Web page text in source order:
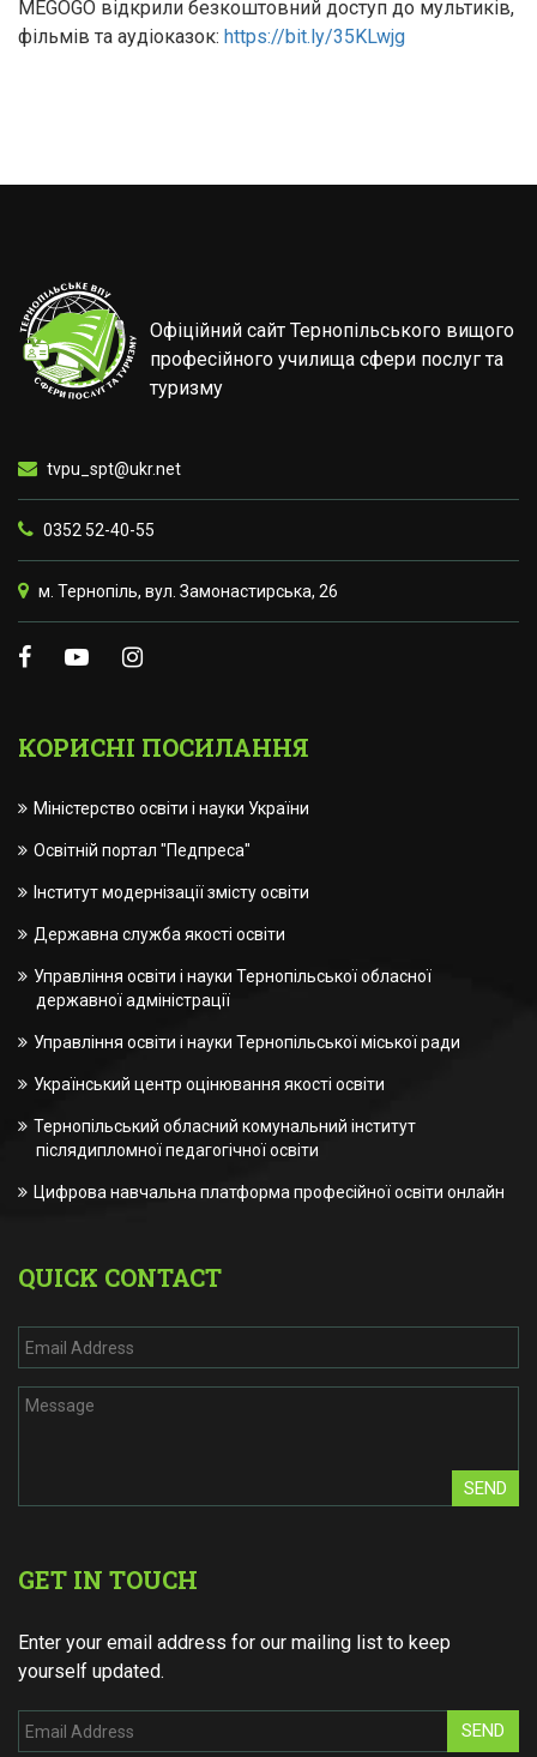
MEGOGO відкрили безкоштовний доступ до мультиків,
фільмів та аудіоказок: https://bit.ly/35KLwjg
Офіційний сайт Тернопільського вищого
професійного училища сфери послуг та
туризму
tvpu_spt@ukr.net
0352 52-40-55
м. Тернопіль, вул. Замонастирська, 26
КОРИСНІ ПОСИЛАННЯ
Міністерство освіти і науки України
Освітній портал "Педпреса"
Інститут модернізації змісту освіти
Державна служба якості освіти
Управління освіти і науки Тернопільської обласної
державної адміністрації
Управління освіти і науки Тернопільської міської ради
Український центр оцінювання якості освіти
Тернопільський обласний комунальний інститут
післядипломної педагогічної освіти
Цифрова навчальна платформа професійної освіти онлайн
QUICK CONTACT
SEND
GET IN TOUCH
Enter your email address for our mailing list to keep
yourself updated.
SEND